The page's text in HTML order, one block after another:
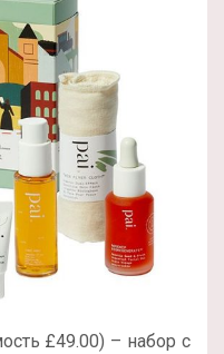
£49.00) – набор с